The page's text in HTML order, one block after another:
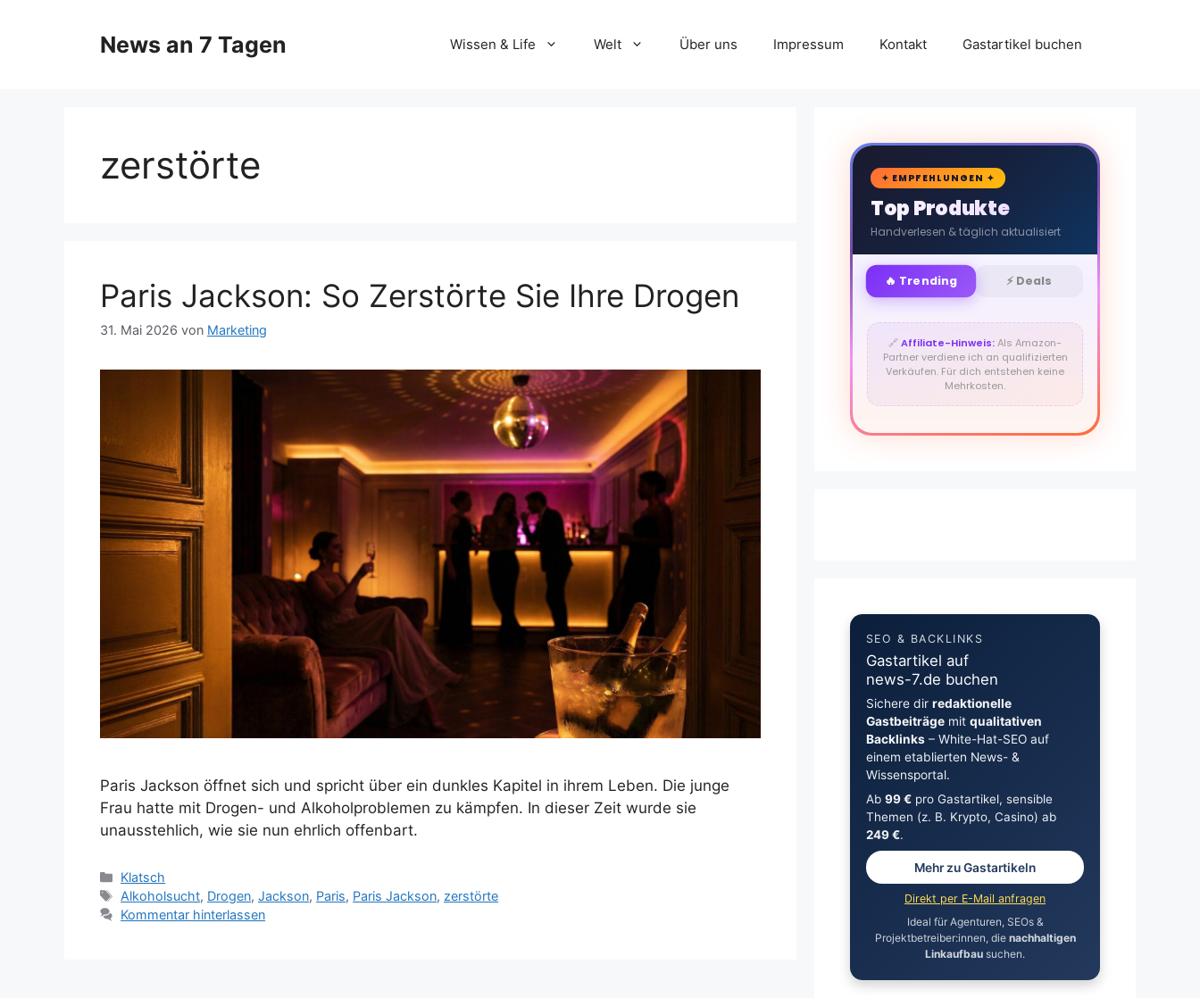
News an 7 Tagen Wissen & Life Welt Über uns Impressum Kontakt Gastartikel buchen
zerstörte
Paris Jackson: So Zerstörte Sie Ihre Drogen
31. Mai 2026 von Marketing
Paris Jackson öffnet sich und spricht über ein dunkles Kapitel in ihrem Leben. Die junge
Frau hatte mit Drogen- und Alkoholproblemen zu kämpfen. In dieser Zeit wurde sie
unausstehlich, wie sie nun ehrlich offenbart.
Kategorien
Klatsch
Schlagwörter
Alkoholsucht, Drogen,Jackson, Paris, Paris Jackson, zerstörte
Kommentar hinterlassen
🛒
✦ EMPFEHLUNGEN ✦
Top Produkte
Handverlesen & täglich aktualisiert
🔥 Trending ⚡ Deals
🔗Affiliate-Hinweis:Als Amazon-
Partner verdiene ich an qualifizierten
Verkäufen. Für dich entstehen keine
Mehrkosten.
SEO & BACKLINKS
Gastartikel auf
news-7.de buchen
Sichere dir redaktionelle
Gastbeiträgemit qualitativen
Backlinks– White-Hat-SEO auf
einem etablierten News- &
Wissensportal.
Ab 99 €pro Gastartikel, sensible
Themen (z. B. Krypto, Casino) ab
249 €.
Mehr zu Gastartikeln
Direkt per E-Mail anfragen
Ideal für Agenturen, SEOs &
Projektbetreiber:innen, die nachhaltigen
Linkaufbau suchen.